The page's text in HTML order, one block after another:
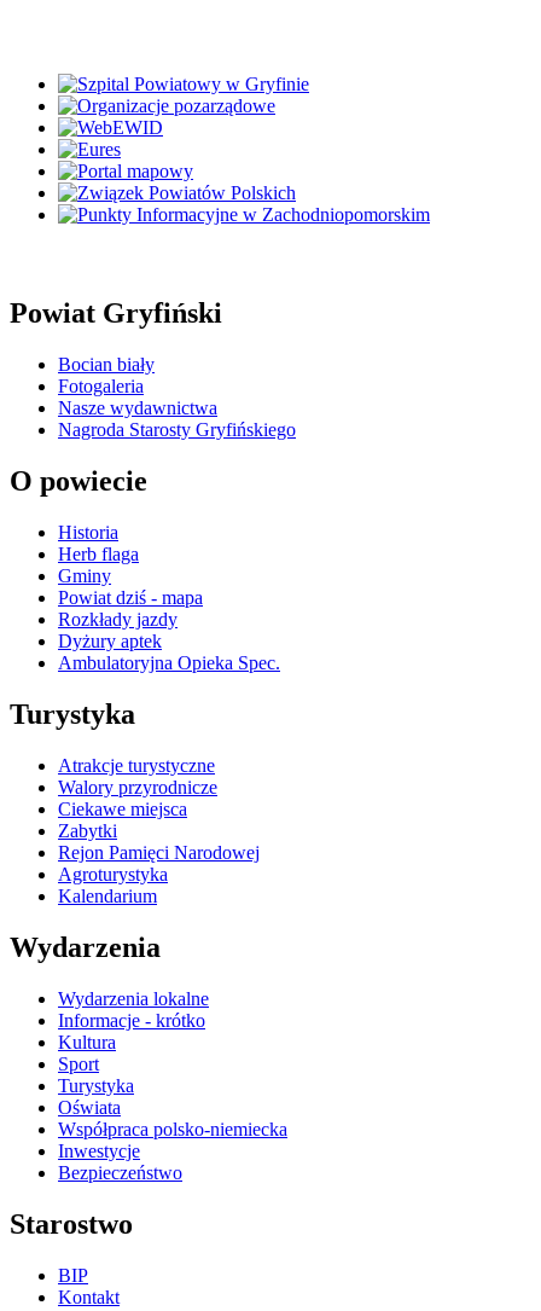
Powiat Gryfiński
Bocian biały
Fotogaleria
Nasze wydawnictwa
Nagroda Starosty Gryfińskiego
O powiecie
Historia
Herb flaga
Gminy
Powiat dziś - mapa
Rozkłady jazdy
Dyżury aptek
Ambulatoryjna Opieka Spec.
Turystyka
Atrakcje turystyczne
Walory przyrodnicze
Ciekawe miejsca
Zabytki
Rejon Pamięci Narodowej
Agroturystyka
Kalendarium
Wydarzenia
Wydarzenia lokalne
Informacje - krótko
Kultura
Sport
Turystyka
Oświata
Współpraca polsko-niemiecka
Inwestycje
Bezpieczeństwo
Starostwo
BIP
Kontakt